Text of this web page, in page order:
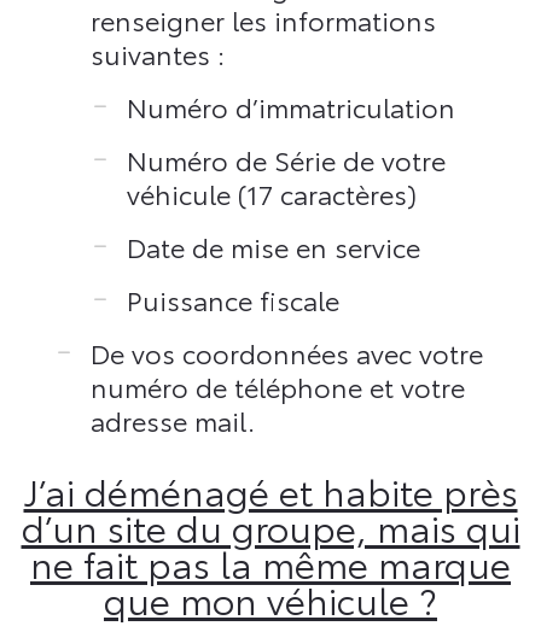
renseigner les informations
suivantes :
Numéro d’immatriculation
Numéro de Série de votre
véhicule (17 caractères)
Date de mise en service
Puissance fiscale
De vos coordonnées avec votre
numéro de téléphone et votre
adresse mail.
J’ai déménagé et habite près
d’un site du groupe, mais qui
ne fait pas la même marque
que mon véhicule ?